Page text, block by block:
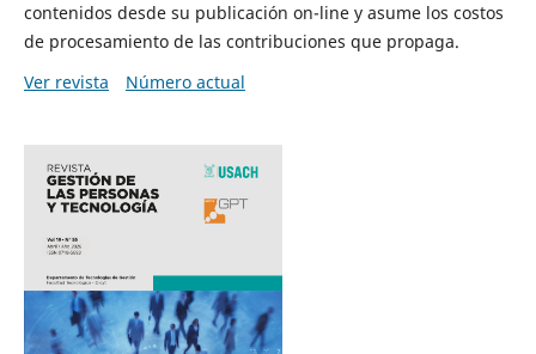
contenidos desde su publicación on-line y asume los costos
de procesamiento de las contribuciones que propaga.
Ver revista
Número actual